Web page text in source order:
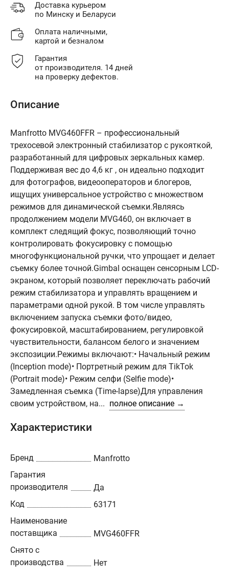
Доставка курьером
по Минску и Беларуси
Оплата наличными,
картой и безналом
Гарантия
от производителя. 14 дней
на проверку дефектов.
Описание
Manfrotto MVG460FFR – профессиональный
трехосевой электронный стабилизатор с рукояткой,
разработанный для цифровых зеркальных камер.
Поддерживая вес до 4,6 кг , он идеально подходит
для фотографов, видеооператоров и блогеров,
ищущих универсальное устройство с множеством
режимов для динамической съемки.Являясь
продолжением модели MVG460, он включает в
комплект следящий фокус, позволяющий точно
контролировать фокусировку с помощью
многофункциональной ручки, что упрощает и делает
съемку более точной.Gimbal оснащен сенсорным LCD-
экраном, который позволяет переключать рабочий
режим стабилизатора и управлять вращением и
параметрами одной рукой. В том числе управлять
включением запуска съемки фото/видео,
фокусировкой, масштабированием, регулировкой
чувствительности, балансом белого и значением
экспозиции.Режимы включают:• Начальный режим
(Inception mode)• Портретный режим для TikTok
(Portrait mode)• Режим селфи (Selfie mode)•
Замедленная съемка (Time-lapse)Для управления
своим устройством, на... полное описание →
Характеристики
Бренд
Manfrotto
Гарантия
производителя
Да
Код
63171
Наименование
поставщика
MVG460FFR
Снято с
производства
Нет